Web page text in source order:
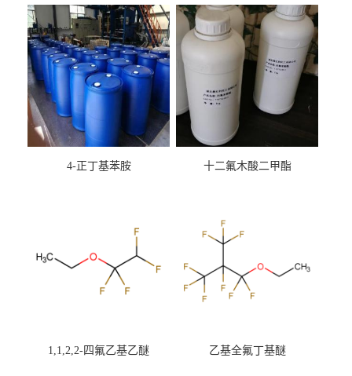
4-正丁基苯胺 十二氟木酸二甲酯
1,1,2,2-四氟乙基乙醚 乙基全氟丁基醚